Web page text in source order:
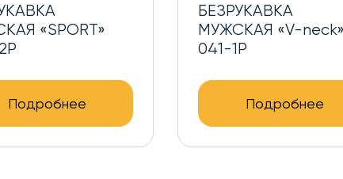
«V-neck»
Подробнее
БЕЗРУКАВКА
МУЖСКАЯ «SPORT»
040-2P
Подробнее